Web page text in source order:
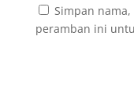
Simpan
peramban ini